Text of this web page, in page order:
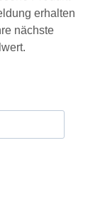
erhalten
nächste